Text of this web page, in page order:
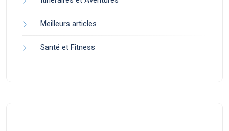
Meilleurs articles
Santé et Fitness